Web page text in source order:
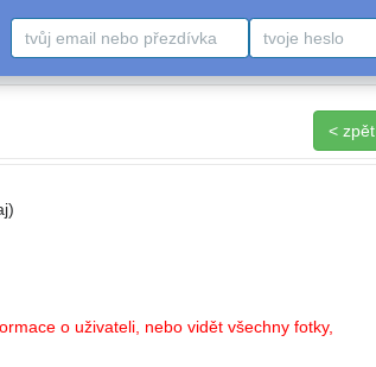
< zpět
o uživateli, nebo vidět všechny fotky,